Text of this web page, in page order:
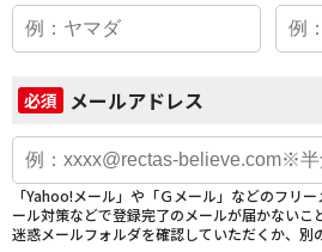
必須 メールアドレス
「Yahoo!メール」や「Ｇメール」などのフリ
ール対策などで登録完了のメールが届かないこ
迷惑メールフォルダを確認していただくか、別